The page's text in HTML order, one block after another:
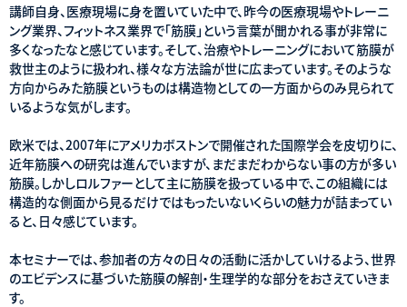
講師自身、医療現場に身を置いていた中で、昨今の医療現場やトレーニ
ング業界、フィットネス業界で「筋膜」という言葉が聞かれる事が非常に
多くなったなと感じています。そして、治療やトレーニングにおいて筋膜が
救世主のように扱われ、様々な方法論が世に広まっています。そのような
方向からみた筋膜というものは構造物としての一方面からのみ見られて
いるような気がします。
欧米では、2007年にアメリカボストンで開催された国際学会を皮切りに、
近年筋膜への研究は進んでいますが、まだまだわからない事の方が多い
筋膜。しかしロルファーとして主に筋膜を扱っている中で、この組織には
構造的な側面から見るだけではもったいないくらいの魅力が詰まってい
ると、日々感じています。
本セミナーでは、参加者の方々の日々の活動に活かしていけるよう、世界
のエビデンスに基づいた筋膜の解剖・生理学的な部分をおさえていきま
す。